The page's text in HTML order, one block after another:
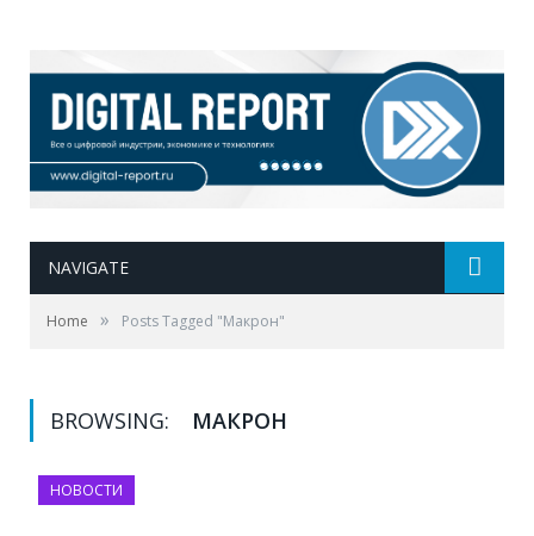
NAVIGATE
Home » Posts Tagged "Макрон"
BROWSING: МАКРОН
НОВОСТИ